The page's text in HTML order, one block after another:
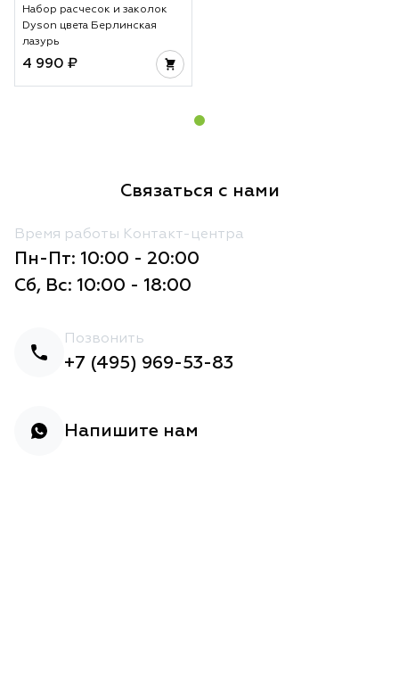
Набор расчесок и заколок
Dyson цвета Берлинская
лазурь
4 990 ₽
Связаться с нами
Время работы Контакт-центра
Пн-Пт: 10:00 - 20:00
Сб, Вс: 10:00 - 18:00
Позвонить
+7 (495) 969-53-83
Напишите нам